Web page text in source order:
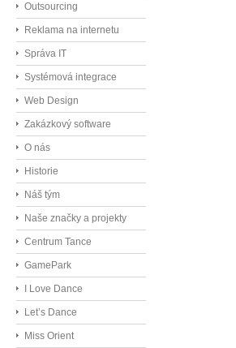
Outsourcing
Reklama na internetu
Správa IT
Systémová integrace
Web Design
Zakázkový software
O nás
Historie
Náš tým
Naše značky a projekty
Centrum Tance
GamePark
I Love Dance
Let’s Dance
Miss Orient